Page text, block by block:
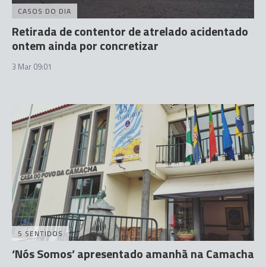
CASOS DO DIA
Retirada de contentor de atrelado acidentado
ontem ainda por concretizar
3 Mar 09:01
5 SENTIDOS
‘Nós Somos’ apresentado amanhã na Camacha